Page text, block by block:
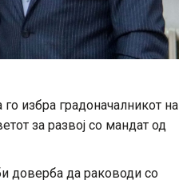
избра градоначалникот на
за развој со мандат од
доверба да раководи со